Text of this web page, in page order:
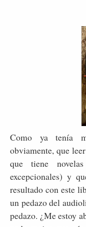
Como ya tenía
obviamente, que
que tiene
excepcionales) y
resultado con este
un pedazo del
pedazo. ¿Me estoy